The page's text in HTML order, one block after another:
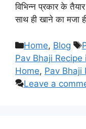
विभिन्न प्रकार के
साथ ही खाने का
Categories
Home, Blog
Pav Bhaji Recipe
Home, Pav Bhaji
Leave a